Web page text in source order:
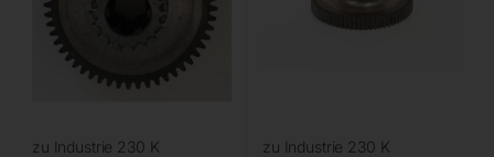
zu Industrie 230 K zu Industrie 230 K